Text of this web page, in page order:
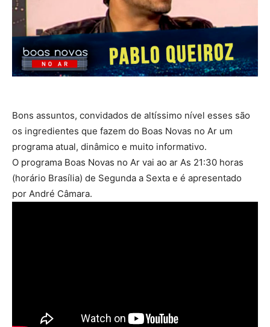
Bons assuntos, convidados de altíssimo nível esses são
os ingredientes que fazem do Boas Novas no Ar um
programa atual, dinâmico e muito informativo.
O programa Boas Novas no Ar vai ao ar As 21:30 horas
(horário Brasília) de Segunda a Sexta e é apresentado
por André Câmara.